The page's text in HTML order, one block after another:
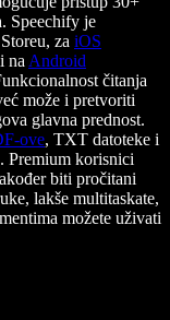
Speechify je
za iOS
na Android
čitanja
može i pretvoriti
glavna prednost.
ove, TXT datoteke i
Premium korisnici
biti pročitani
lakše multitaskate,
možete uživati